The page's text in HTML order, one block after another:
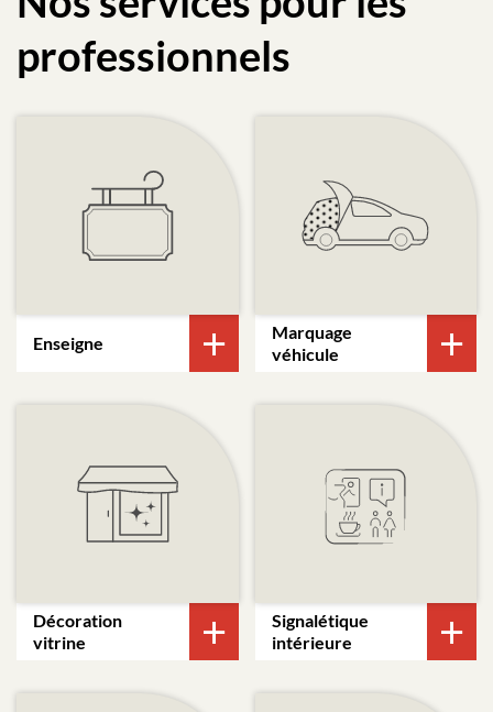
professionnels
Enseigne
Marquage
véhicule
Décoration
vitrine
Signalétique
intérieure